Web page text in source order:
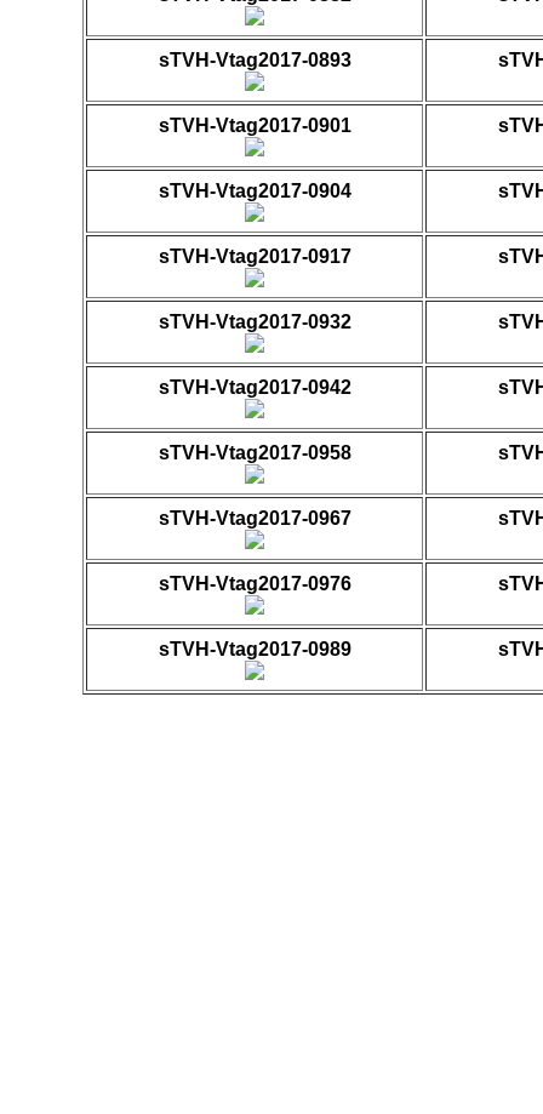
sTVH-Vtag2017-0893
sTVH-Vtag2017-0901
sTVH-Vtag2017-0904
sTVH-Vtag2017-0917
sTVH-Vtag2017-0932
sTVH-Vtag2017-0942
sTVH-Vtag2017-0958
sTVH-Vtag2017-0967
sTVH-Vtag2017-0976
sTVH-Vtag2017-0989